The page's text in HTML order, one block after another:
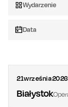
Wydarzenie
Data
21września2026
Białystok